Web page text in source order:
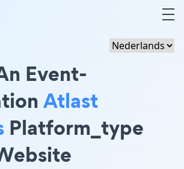
Event-
Atlast
Platform_type